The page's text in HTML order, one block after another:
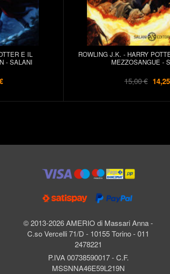
E IL
- SALANI
ROWLING J.K. - HARRY
MEZZOSANGUE -
15,00 €
© 2013-2026 AMERIO di Massari Anna -
C.so Vercelli 71/D - 10155 Torino - 011
2478221
P.IVA 00738590017 - C.F.
MSSNNA46E59L219N